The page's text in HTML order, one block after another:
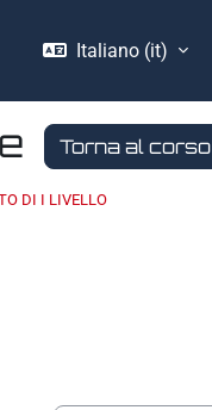
Italiano ‎(it)‎
Torna al corso
DI I LIVELLO